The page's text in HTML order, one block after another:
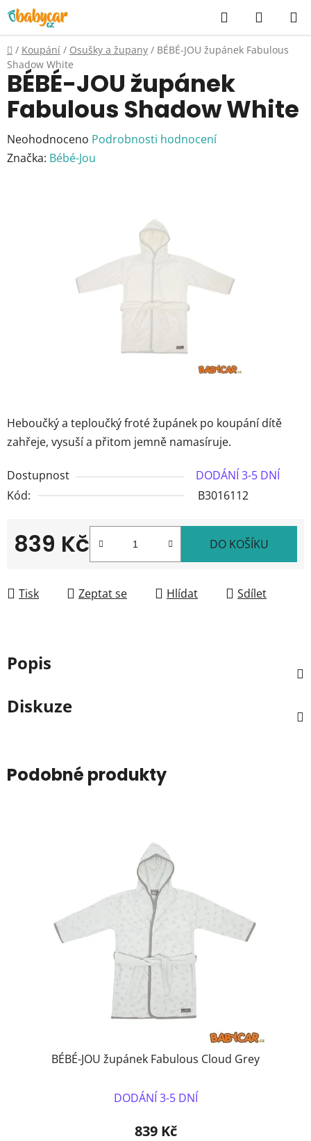
Přejít
na
obsah
Hledat
KOŠÍK
Domů
/ Koupání / Osušky a župany / BÉBÉ-JOU župánek Fabulous
Shadow White
Heboučký a teploučký froté župánek po koupání dítě
zahřeje, vysuší a přitom jemně namasíruje.
Dostupnost
DODÁNÍ 3-5 DNÍ
Kód:
B3016112
839 Kč DO KOŠÍKU
Tisk Zeptat se Hlídat Sdílet
BÉBÉ-JOU župánek
Fabulous Shadow White
Průměrné
hodnocení
Neohodnoceno Podrobnosti hodnocení
Značka: Bébé-Jou
Popis
Diskuze
Podobné produkty
BÉBÉ-JOU župánek Fabulous Cloud Grey
DODÁNÍ 3-5 DNÍ
839 Kč